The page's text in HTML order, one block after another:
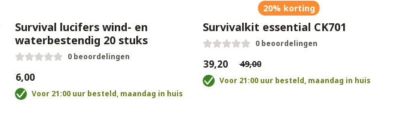
Survival lucifers wind- en
waterbestendig 20 stuks
0 beoordelingen
€6,00
Voor 21:00 uur besteld, maandag in huis
20% korting
Survivalkit essential CK701
0 beoordelingen
€39,20 €49,00
Voor 21:00 uur besteld, maandag in huis